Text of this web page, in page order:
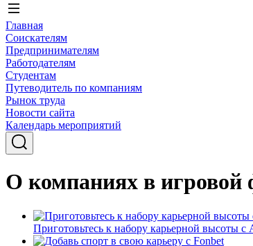
Главная
Соискателям
Предпринимателям
Работодателям
Студентам
Путеводитель по компаниям
Рынок труда
Новости сайта
Календарь мероприятий
О компаниях в игровой
Приготовьтесь к набору карьерной высоты с